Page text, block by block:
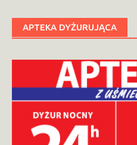
APTEKA DYŻURUJĄCA